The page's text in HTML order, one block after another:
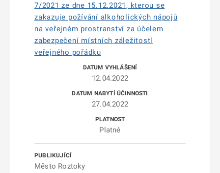
7/2021 ze dne 15.12.2021, kterou se
zakazuje požívání alkoholických nápojů
na veřejném prostranství za účelem
zabezpečení místních záležitostí
veřejného pořádku
12.04.2022
27.04.2022
Platné
Město Roztoky